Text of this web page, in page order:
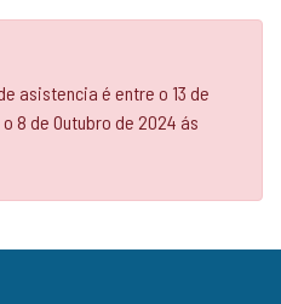
asistencia é entre o 13 de
8 de Outubro de 2024 ás